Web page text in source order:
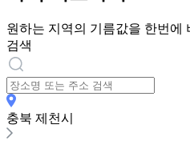
원하는 지역의 기름값을 한번에
검색
충북 제천시